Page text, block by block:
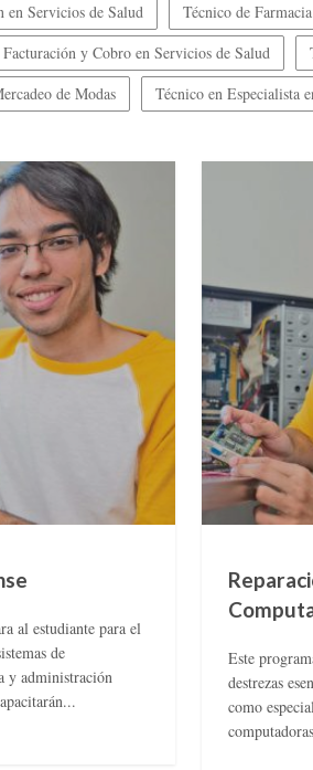
en Servicios de Salud
Técnico de Farmacia
y Cobro en Servicios de Salud
de Modas
Técnico en Especialista
al estudiante para el
de
y administración
Este
destrezas
como